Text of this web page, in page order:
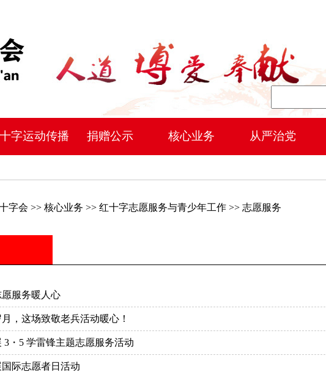
字运动传播 捐赠公示 核心业务 从严治党
字会 >> 核心业务 >> 红十字志愿服务与青少年工作 >> 志愿服务
服务暖人心
，这场致敬老兵活动暖心！
・5 学雷锋主题志愿服务活动
际志愿者日活动